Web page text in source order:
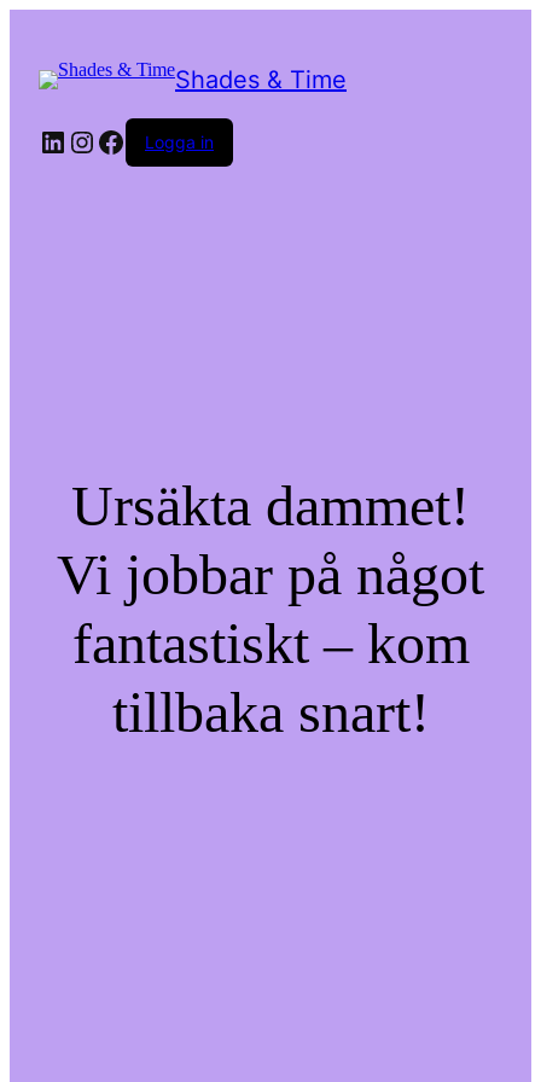
Shades & Time
LinkedIn
Instagram
Facebook
Logga in
Ursäkta dammet!
Vi jobbar på något
fantastiskt – kom
tillbaka snart!